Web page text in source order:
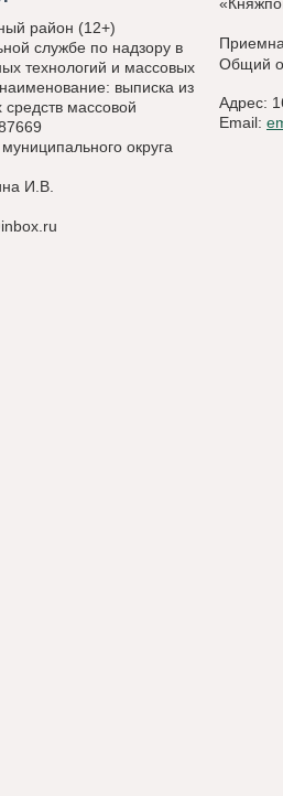
район (12+)
службе по надзору в
технологий и массовых
выписка из
средств массовой
округа
И.В.
Общий
Адрес:
Email: